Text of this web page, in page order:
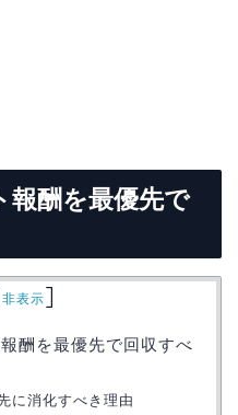
報酬を最優先で
非表示]
酬を最優先で回収すべ
に消化すべき理由